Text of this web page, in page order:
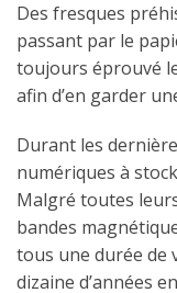
Des fresques
passant par le
toujours éprouvé
afin d’en garder
Durant les
numériques à
Malgré toutes
bandes
tous une durée de
dizaine d’années